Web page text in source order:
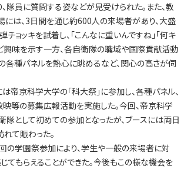
隊員に質問する姿などが見受けられた。また、教
は、3日間を通じ約600人の来場者があり、大盛
チョッキを試着し、「こんなに重いんですね」「何キ
興味を示す一方、各自衛隊の職域や国際貢献活動
種パネルを熱心に眺めるなど、関心の高さが伺
帝京科学大学の「科大祭」に参加し、各種パネル、
等の募集広報活動を実施した。今回、帝京科学
として初めての参加となったが、ブースには両日
て賑わった。
の学園祭参加により、学生や一般の来場者に対
てもらえることができた。今後もこの様な機会を